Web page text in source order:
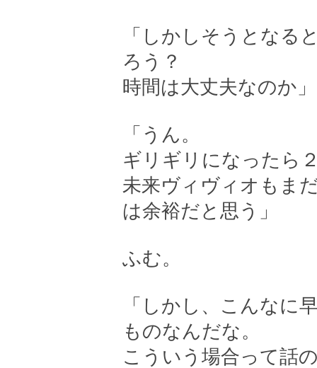
「しかしそうとなる
ろう？
時間は大丈夫なのか」
「うん。
ギリギリになったら
未来ヴィヴィオもま
は余裕だと思う」
ふむ。
「しかし、こんなに
ものなんだな。
こういう場合って話